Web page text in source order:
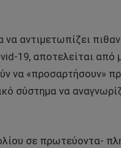
να αντιμετωπίζει
19, αποτελείται από
να «προσαρτήσουν»
σύστημα να
σε πρωτεύοντα-